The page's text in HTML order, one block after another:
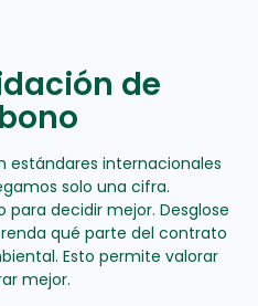
de
estándares internacionales
solo una cifra.
decidir mejor. Desglose
qué parte del contrato
Esto permite valorar
mejor.